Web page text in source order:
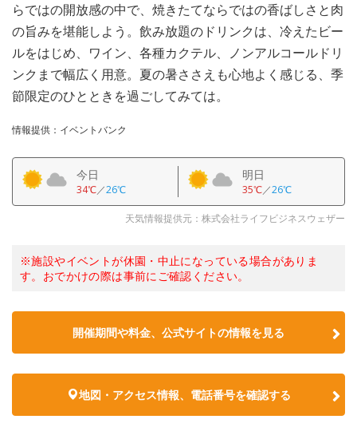
らではの開放感の中で、焼きたてならではの香ばしさと肉
の旨みを堪能しよう。飲み放題のドリンクは、冷えたビー
ルをはじめ、ワイン、各種カクテル、ノンアルコールドリ
ンクまで幅広く用意。夏の暑ささえも心地よく感じる、季
節限定のひとときを過ごしてみては。
情報提供：イベントバンク
今日
34℃／26℃
明日
35℃／26℃
天気情報提供元：株式会社ライフビジネスウェザー
※施設やイベントが休園・中止になっている場合がありま
す。おでかけの際は事前にご確認ください。
開催期間や料金、公式サイトの情報を見る
地図・アクセス情報、電話番号を確認する